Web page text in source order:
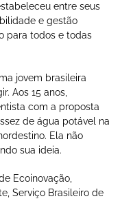
entre seus
e gestão
para todos e todas
jovem brasileira
Aos 15 anos,
com a proposta
de água potável na
Ela não
sua ideia.
Ecoinovação,
Serviço Brasileiro de